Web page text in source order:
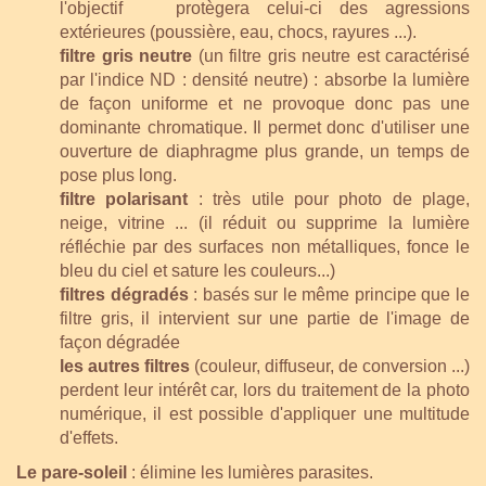
l'objectif protègera celui-ci des agressions
extérieures (poussière, eau, chocs, rayures ...).
filtre gris neutre (un filtre gris neutre est caractérisé
par l'indice ND : densité neutre) : absorbe la lumière
de façon uniforme et ne provoque donc pas une
dominante chromatique. Il permet donc d'utiliser une
ouverture de diaphragme plus grande, un temps de
pose plus long.
filtre polarisant : très utile pour photo de plage,
neige, vitrine ... (il réduit ou supprime la lumière
réfléchie par des surfaces non métalliques, fonce le
bleu du ciel et sature les couleurs...)
filtres dégradés: basés sur le même principe que le
filtre gris, il intervient sur une partie de l'image de
façon dégradée
les autres filtres (couleur, diffuseur, de conversion ...)
perdent leur intérêt car, lors du traitement de la photo
numérique, il est possible d'appliquer une multitude
d'effets.
Le pare-soleil : élimine les lumières parasites.